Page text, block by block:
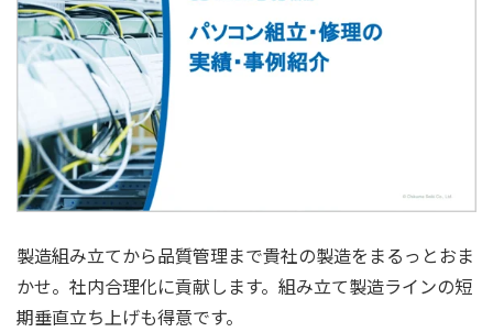
製造組み立てから品質管理まで貴社の製造をまるっとおま
かせ。社内合理化に貢献します。組み立て製造ラインの短
期垂直立ち上げも得意です。